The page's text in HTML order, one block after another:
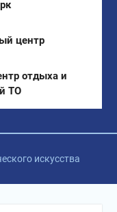
центр
отдыха и
ТО
искусства